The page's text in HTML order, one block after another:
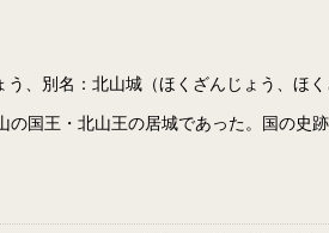
、別名：北山城（ほくざんじょう、ほ
国王・北山王の居城であった。国の史